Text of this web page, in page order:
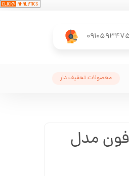
محصولات تحفیف دار
مدل